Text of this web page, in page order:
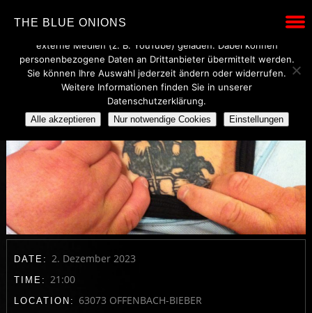
THE BLUE ONIONS
DATE: 2. Dezember 2023
TIME: 21:00
LOCATION: 63073 OFFENBACH-BIEBER
Wir verwenden technisch notwendige Cookies, um den Betrieb
dieser Website sicherzustellen. Mit Ihrer Einwilligung werden
externe Medien (z. B. YouTube) geladen. Dabei können
personenbezogene Daten an Drittanbieter übermittelt werden.
Sie können Ihre Auswahl jederzeit ändern oder widerrufen.
Weitere Informationen finden Sie in unserer
Datenschutzerklärung.
Alle akzeptieren Nur notwendige Cookies Einstellungen